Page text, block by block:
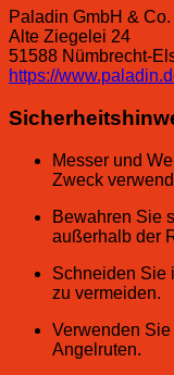
Paladin GmbH & Co.
Alte Ziegelei 24
51588 Nümbrecht-
https://
Messer und
Zweck
Bewahren Sie
außerhalb der
Schneiden Sie
zu vermeiden.
Verwenden
Angelruten.